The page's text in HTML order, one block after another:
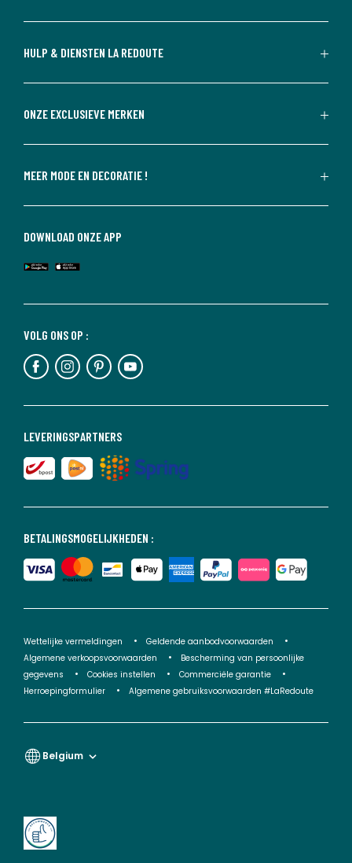
HULP & DIENSTEN LA REDOUTE
ONZE EXCLUSIEVE MERKEN
MEER MODE EN DECORATIE !
BETALINGSMOGELIJKHEDEN :
LEVERINGSPARTNERS
VOLG ONS OP :
DOWNLOAD ONZE APP
Wettelijke vermeldingen
Geldende aanbodvoorwaarden
Algemene verkoopsvoorwaarden
Bescherming van persoonlijke
gegevens
Cookies instellen
Commerciële garantie
Herroepingformulier
Algemene gebruiksvoorwaarden #LaRedoute
Belgium